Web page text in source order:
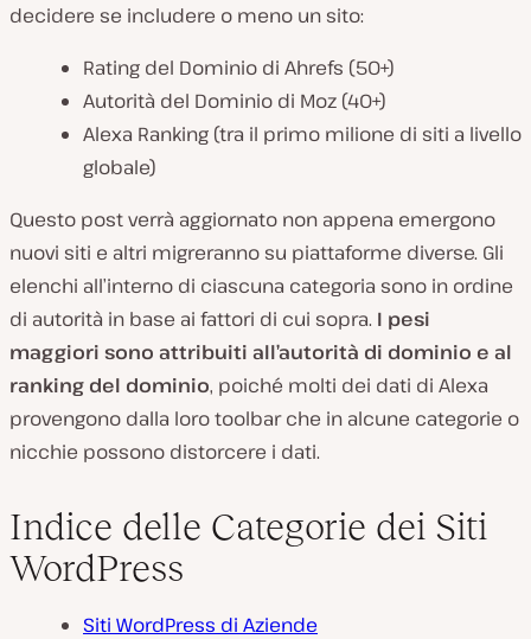
decidere se includere o meno un sito:
Rating del Dominio di Ahrefs (50+)
Autorità del Dominio di Moz (40+)
Alexa Ranking (tra il primo milione di siti a livello
globale)
Questo post verrà aggiornato non appena emergono
nuovi siti e altri migreranno su piattaforme diverse. Gli
elenchi all’interno di ciascuna categoria sono in ordine
di autorità in base ai fattori di cui sopra. I pesi
maggiori sono attribuiti all’autorità di dominio e al
ranking del dominio, poiché molti dei dati di Alexa
provengono dalla loro toolbar che in alcune categorie o
nicchie possono distorcere i dati.
Indice delle Categorie dei Siti
WordPress
Siti WordPress di Aziende